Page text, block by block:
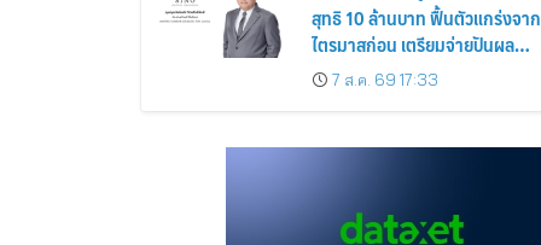
สุทธิ 10 ล้านบาท ฟื้นตัวแกร่งจาก
ไตรมาสก่อน เตรียมจ่ายปันผล
ระหว่างกาล 0.014423 บาทต่อหุ้น
ครึ่งปีหลังมุ่งเติบโตต่อเนื่อง
7 ส.ค. 69 17:33